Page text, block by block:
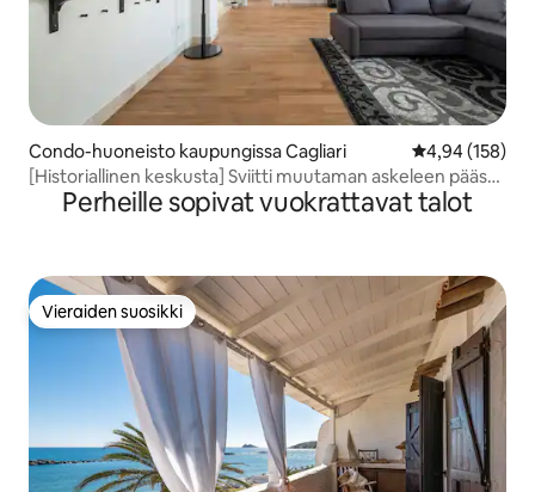
Condo-huoneisto kaupungissa Cagliari
4,94 (158)
[Historiallinen keskusta] Sviitti muutaman askeleen päässä
Corso-kadulta
Perheille sopivat vuokrattavat talot
Vieraiden suosikki
Vieraiden suosikki